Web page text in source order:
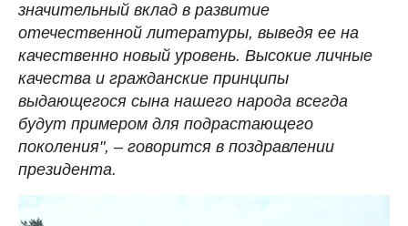
значительный вклад в развитие
отечественной литературы, выведя ее на
качественно новый уровень. Высокие личные
качества и гражданские принципы
выдающегося сына нашего народа всегда
будут примером для подрастающего
поколения", – говорится в поздравлении
президента.